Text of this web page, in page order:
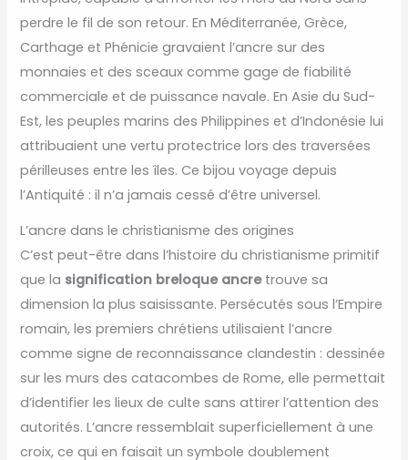
perdre le fil de son retour. En Méditerranée, Grèce,
Carthage et Phénicie gravaient l’ancre sur des
monnaies et des sceaux comme gage de fiabilité
commerciale et de puissance navale. En Asie du Sud-
Est, les peuples marins des Philippines et d’Indonésie lui
attribuaient une vertu protectrice lors des traversées
périlleuses entre les îles. Ce bijou voyage depuis
l’Antiquité : il n’a jamais cessé d’être universel.
L’ancre dans le christianisme des origines
C’est peut-être dans l’histoire du christianisme primitif
que la signification breloque ancretrouve sa
dimension la plus saisissante. Persécutés sous l’Empire
romain, les premiers chrétiens utilisaient l’ancre
comme signe de reconnaissance clandestin : dessinée
sur les murs des catacombes de Rome, elle permettait
d’identifier les lieux de culte sans attirer l’attention des
autorités. L’ancre ressemblait superficiellement à une
croix, ce qui en faisait un symbole doublement